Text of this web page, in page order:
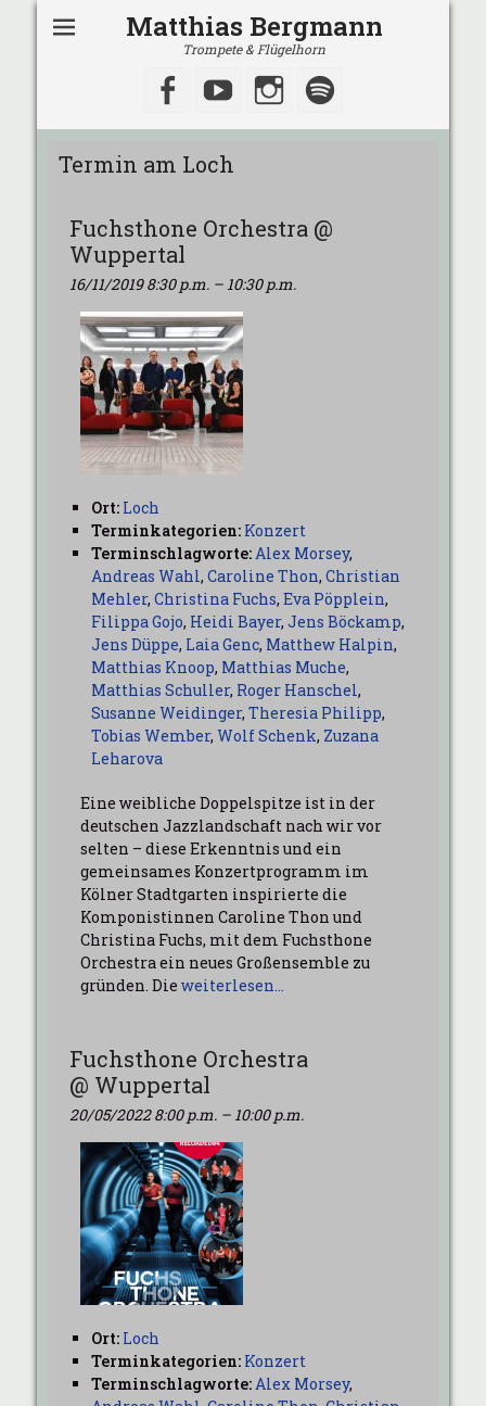
Matthias Bergmann
Trompete & Flügelhorn
Facebook
YouTubeInstagram
Termin am Loch
Fuchsthone Orchestra @
Wuppertal
16/11/2019 8:30 p.m. – 10:30 p.m.
Ort: Loch
Terminkategorien: Konzert
Terminschlagworte:Alex Morsey,
Andreas Wahl, Caroline Thon, Christian
Mehler, Christina Fuchs, Eva Pöpplein,
Filippa Gojo, Heidi Bayer, Jens Böckamp,
Jens Düppe, Laia Genc, Matthew Halpin,
Matthias Knoop, Matthias Muche,
Matthias Schuller, Roger Hanschel,
Susanne Weidinger, Theresia Philipp,
Tobias Wember, Wolf Schenk, Zuzana
Leharova
Eine weibliche Doppelspitze ist in der
deutschen Jazzlandschaft nach wir vor
selten – diese Erkenntnis und ein
gemeinsames Konzertprogramm im
Kölner Stadtgarten inspirierte die
Komponistinnen Caroline Thon und
Christina Fuchs, mit dem Fuchsthone
Orchestra ein neues Großensemble zu
gründen. Die weiterlesen…
Fuchsthone Orchestra
@ Wuppertal
20/05/2022 8:00 p.m. – 10:00 p.m.
Ort: Loch
Terminkategorien: Konzert
Terminschlagworte:Alex Morsey,